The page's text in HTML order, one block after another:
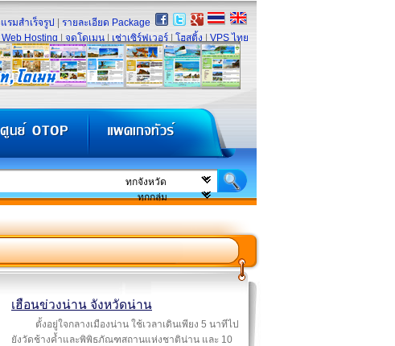
รมสำเร็จรูป
รายละเอียด Package
Web Hosting จดโดเมน เช่าเซิร์ฟเวอร์ โฮสติ้ง VPS ไทย
เฮือนข่วงน่าน จังหวัดน่าน
ตั้งอยู่ใจกลางเมืองน่าน ใช้เวลาเดินเพียง 5 นาทีไป
ยังวัดช้างค้ำและพิพิธภัณฑสถา​​นแห่งชาติน่าน และ 10